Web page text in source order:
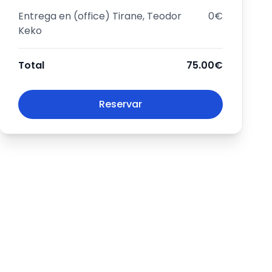
Entrega en (office) Tirane, Teodor
Keko
0€
Total 75.00€
Reservar